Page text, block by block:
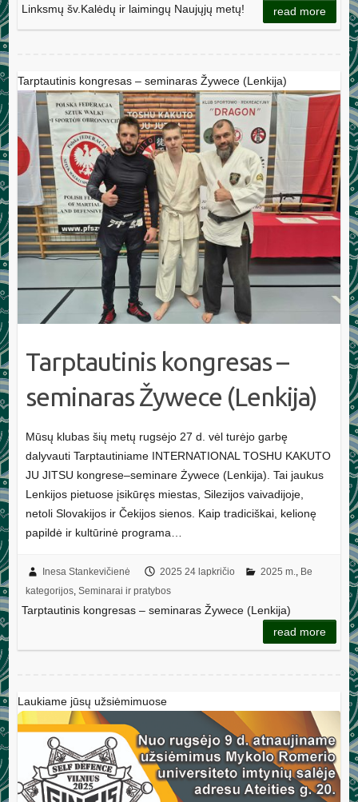
Linksmų šv.Kalėdų ir laimingų Naujųjų metų! read more
Tarptautinis kongresas – seminaras Žywece (Lenkija)
Tarptautinis kongresas –
seminaras Žywece (Lenkija)
Mūsų klubas šių metų rugsėjo 27 d. vėl turėjo garbę
dalyvauti Tarptautiniame INTERNATIONAL TOSHU KAKUTO
JU JITSU kongrese–seminare Żywece (Lenkija). Tai jaukus
Lenkijos pietuose įsikūręs miestas, Silezijos vaivadijoje,
netoli Slovakijos ir Čekijos sienos. Kaip tradiciškai, kelionę
papildė ir kultūrinė programa…
Inesa Stankevičienė 2025 24 lapkričio 2025 m., Be
kategorijos, Seminarai ir pratybos
Tarptautinis kongresas – seminaras Žywece (Lenkija)
read more
Laukiame jūsų užsiėmimuose